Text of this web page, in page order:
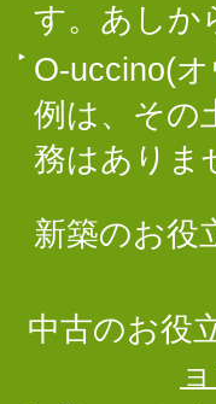
す。あしか
O-uccino(
例は、その
務はありま
新築のお役
中古のお役